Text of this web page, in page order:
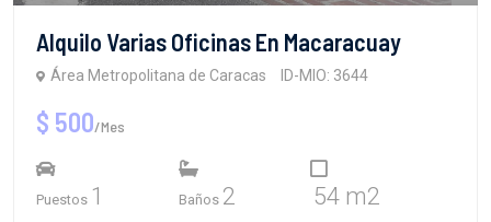
Alquilo Varias Oficinas En Macaracuay
Área Metropolitana de Caracas ID-MIO: 3644
$ 500/Mes
Puestos 1 Baños 2 54 m2